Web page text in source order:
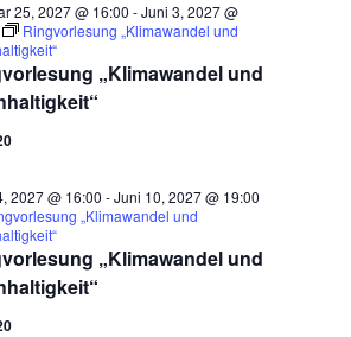
„Klimawandel und
25, 2027 @ 16:00 -Juni 3, 2027 @
Ringvorlesung „Klimawandel und
„Klimawandel und
2027 @ 16:00 -Juni 10, 2027 @ 19:00
„Klimawandel und